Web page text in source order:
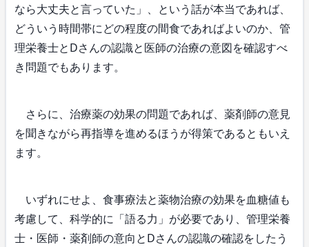
なら大丈夫と言っていた」、という話が本当であれば、
どういう時間帯にどの程度の間食であればよいのか、管
理栄養士とDさんの認識と医師の治療の意図を確認すべ
き問題でもあります。
さらに、治療薬の効果の問題であれば、薬剤師の意見
を聞きながら再指導を進めるほうが得策であるともいえ
ます。
いずれにせよ、食事療法と薬物治療の効果を血糖値も
考慮して、科学的に「語る力」が必要であり、管理栄養
士・医師・薬剤師の意向とDさんの認識の確認をしたう